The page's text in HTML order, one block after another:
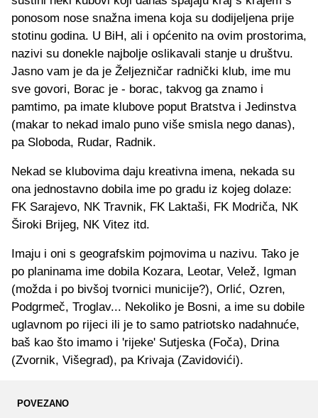
ponosom nose snažna imena koja su dodijeljena prije
stotinu godina. U BiH, ali i općenito na ovim prostorima,
nazivi su donekle najbolje oslikavali stanje u društvu.
Jasno vam je da je Željezničar radnički klub, ime mu
sve govori, Borac je - borac, takvog ga znamo i
pamtimo, pa imate klubove poput Bratstva i Jedinstva
(makar to nekad imalo puno više smisla nego danas),
pa Sloboda, Rudar, Radnik.
Nekad se klubovima daju kreativna imena, nekada su
ona jednostavno dobila ime po gradu iz kojeg dolaze:
FK Sarajevo, NK Travnik, FK Laktaši, FK Modriča, NK
Široki Brijeg, NK Vitez itd.
Imaju i oni s geografskim pojmovima u nazivu. Tako je
po planinama ime dobila Kozara, Leotar, Velež, Igman
(možda i po bivšoj tvornici municije?), Orlić, Ozren,
Podgrmeč, Troglav... Nekoliko je Bosni, a ime su dobile
uglavnom po rijeci ili je to samo patriotsko nadahnuće,
baš kao što imamo i 'rijeke' Sutjeska (Foča), Drina
(Zvornik, Višegrad), pa Krivaja (Zavidovići).
POVEZANO